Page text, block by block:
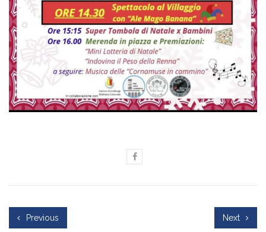
Previous Next